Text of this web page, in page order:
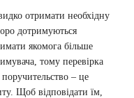
отримати необхідну
дотримуються
якомога більше
тому перевірка
поручительство – це
Щоб відповідати їм,